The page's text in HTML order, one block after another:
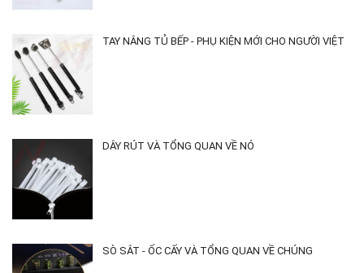
TAY NÂNG TỦ BẾP - PHỤ KIỆN MỚI CHO NGƯỜI VIỆT
DÂY RÚT VÀ TỔNG QUAN VỀ NÓ
SÒ SẮT - ỐC CẤY VÀ TỔNG QUAN VỀ CHÚNG